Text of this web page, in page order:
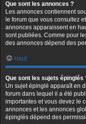
Que sont les annonces ?
Les annonces contiennent
le forum que vous consultez
annonces apparaissent en
sont publiées. Comme pour
des annonces dépend des
Haut
Que sont les sujets épinglés
Un sujet épinglé apparaît en
forum dans lequel il a été
importantes et vous devez le
annonces et les annonces
épinglés dépend des